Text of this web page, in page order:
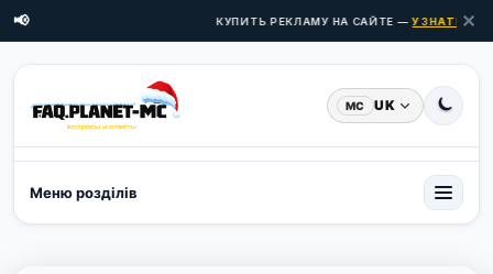
📢 КУПИТЬ РЕКЛАМУ НА САЙТЕ —УЗНАТЬ ✕
MC UK
Меню розділів